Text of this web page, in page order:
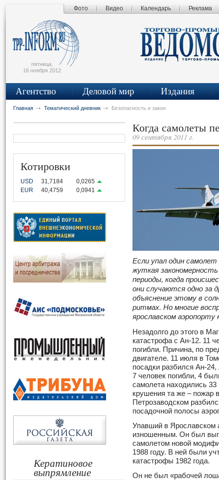
Фото Видео Календарь Реклама
пятница,
16 ноября 2012
Агентство Деловой мир Издания
Главная Тематический дневник Безопасность и закон
Котировки
USD 31,7184
0,0265
EUR
40,4759 0,0941
Кератиновое
выпрямление
Когда самолеты
09 сентября 2011 г.
Если упал один
жуткая
периоды, когда
они случаются одно
объяснение этому в
ритмах. Но многие
ярославском аэропорту
Незадолго до этого в
катастрофа с Ан-12. 11
погибли. Причина, по
двигателе. 11 июля в
посадки разбился Ан-
7 человек погибли, 4
самолета находились
крушения та же – пожар
Петрозаводском
посадочной полосы
Упавший в Ярославском
изношенным. Он был
самолетом новой
1988 году. В ней были
катастрофы 1982 года.
Он не был «рабочей